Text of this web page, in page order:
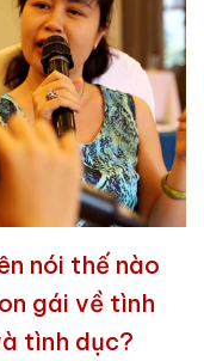
nói thế nào
gái về tình
tình dục?